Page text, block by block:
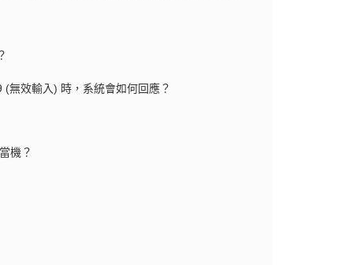
無效輸入) 時，系統會如何回應？
機？